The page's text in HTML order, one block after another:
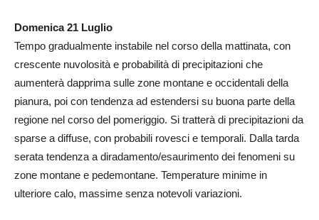
Domenica 21 Luglio
Tempo gradualmente instabile nel corso della mattinata, con
crescente nuvolosità e probabilità di precipitazioni che
aumenterà dapprima sulle zone montane e occidentali della
pianura, poi con tendenza ad estendersi su buona parte della
regione nel corso del pomeriggio. Si tratterà di precipitazioni da
sparse a diffuse, con probabili rovesci e temporali. Dalla tarda
serata tendenza a diradamento/esaurimento dei fenomeni su
zone montane e pedemontane. Temperature minime in
ulteriore calo, massime senza notevoli variazioni.